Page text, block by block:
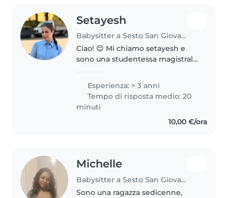
Setayesh
Babysitter a Sesto San Giovanni
Ciao! 😊 Mi chiamo setayesh e
sono una studentessa magistrale
a Milano. Vivo qui e rimarrò per
almeno 3 anni, quindi cerco un
lavoro stabile e a lungo..
Esperienza: > 3 anni
Tempo di risposta medio: 20
minuti
10,00 €/ora
Michelle
Babysitter a Sesto San Giovanni
Sono una ragazza sedicenne,